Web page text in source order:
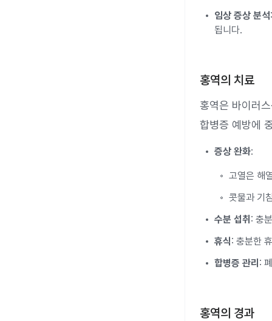
임상 증상 분석
됩니다.
홍역의 치료
홍역은 바이러
합병증 예방에
증상 완화:
고열은 해
콧물과 기
수분 섭취 : 충
휴식: 충분한
합병증 관리 :
홍역의 경과